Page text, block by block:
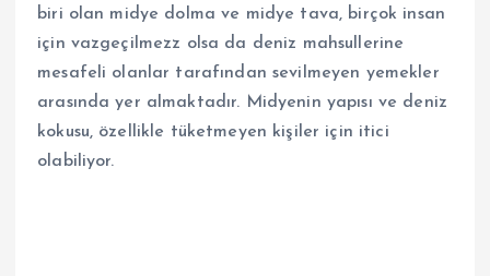
biri olan midye dolma ve midye tava, birçok insan
için vazgeçilmezz olsa da deniz mahsullerine
mesafeli olanlar tarafından sevilmeyen yemekler
arasında yer almaktadır. Midyenin yapısı ve deniz
kokusu, özellikle tüketmeyen kişiler için itici
olabiliyor.